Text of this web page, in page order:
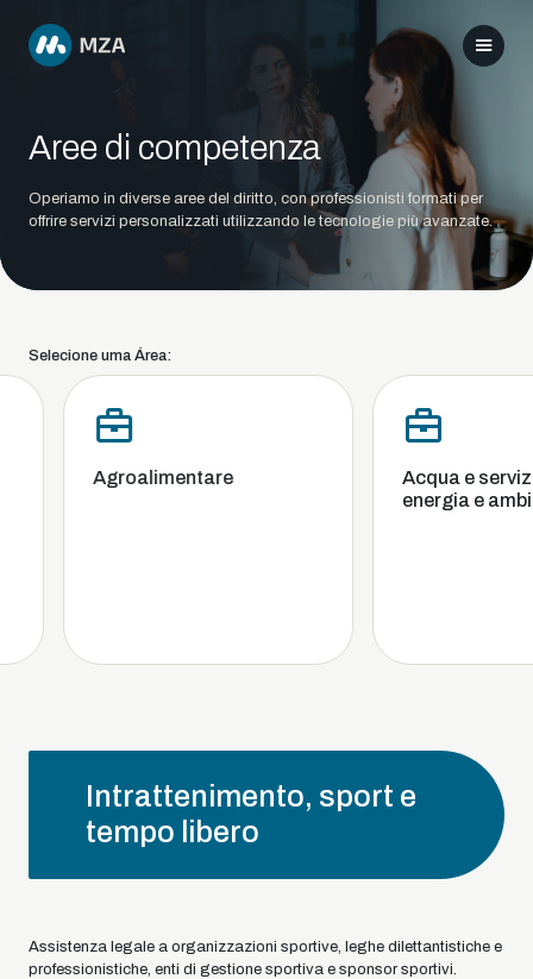
Aree di competenza
Operiamo in diverse aree del diritto, con professionisti formati per
offrire servizi personalizzati utilizzando le tecnologie più avanzate.
Selecione uma Área:
Agroalimentare
Acqua e
energia e
Intrattenimento, sport e
tempo libero
Assistenza legale a organizzazioni sportive, leghe dilettantistiche e
professionistiche, enti di gestione sportiva e sponsor sportivi.